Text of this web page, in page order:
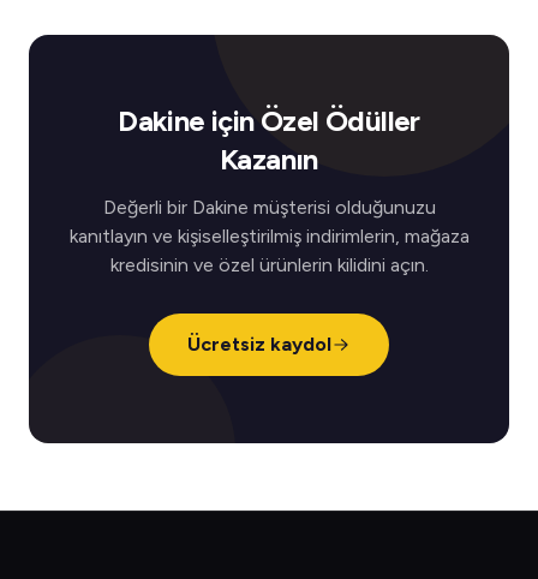
Dakine için Özel Ödüller
Kazanın
Değerli bir Dakine müşterisi olduğunuzu
kanıtlayın ve kişiselleştirilmiş indirimlerin, mağaza
kredisinin ve özel ürünlerin kilidini açın.
Ücretsiz kaydol